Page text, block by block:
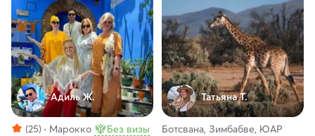
Адиль Ж.
(25) Марокко Без визы
Татьяна Т.
Ботсвана, Зимбабве, ЮАР